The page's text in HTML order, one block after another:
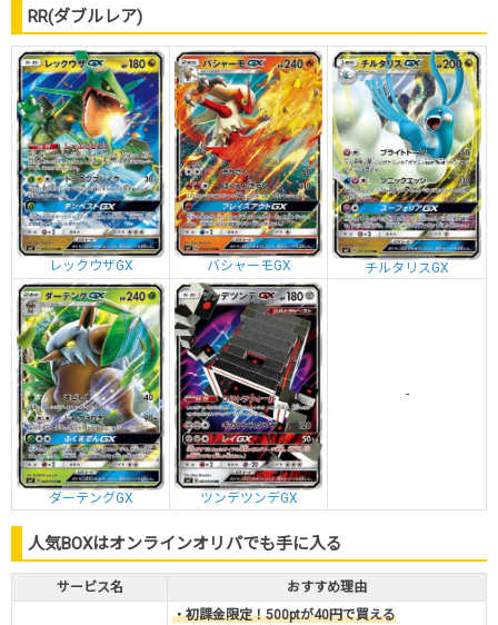
RR(ダブルレア)
レックウザGX バシャーモGX チルタリスGX
ダーテングGX ツンデツンデGX
-
人気BOXはオンラインオリパでも手に入る
サービス名 おすすめ理由
・初課金限定！500ptが40円で買える